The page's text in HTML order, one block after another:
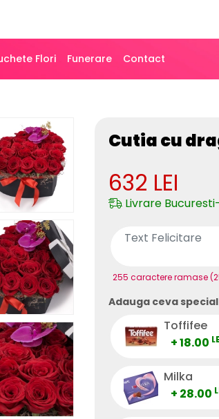
Flori Funerare Contact
Cutia cu
632 LEI
Livrare
255 caractere ramase
Adauga ceva special
Toffifee
+ 18.00
Milka
+ 28.00